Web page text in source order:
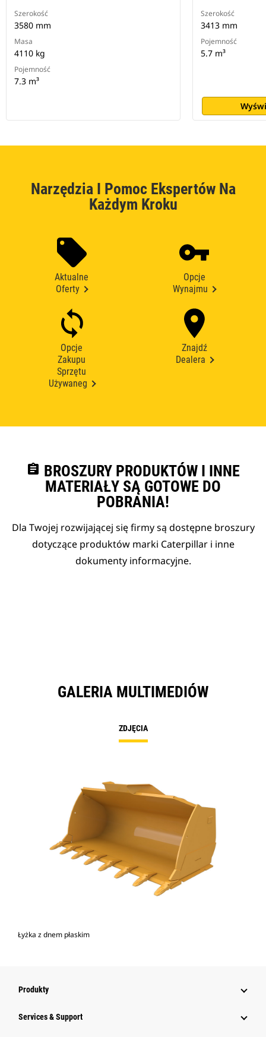
Szerokość
3580 mm
Masa
4110 kg
Pojemność
7.3 m³
Szerokość
3413 mm
Pojemność
5.7 m³
Narzędzia I Pomoc Ekspertów Na
Każdym Kroku
Aktualne
Oferty
Opcje
Wynajmu
Opcje
Zakupu
Sprzętu
Używaneg
Znajdź
Dealera
assignment BROSZURY PRODUKTÓW I INNE
MATERIAŁY SĄ GOTOWE DO
POBRANIA!
Dla Twojej rozwijającej się firmy są dostępne broszury
dotyczące produktów marki Caterpillar i inne
dokumenty informacyjne.
GALERIA MULTIMEDIÓW
ZDJĘCIA
Łyżka z dnem płaskim
Produkty
Services & Support